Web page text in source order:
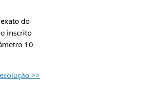
do
inscrito
10
>>